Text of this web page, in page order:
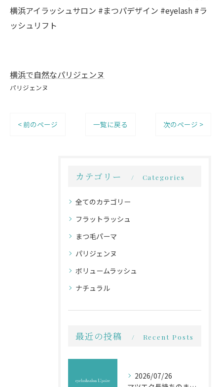
横浜アイラッシュサロン #まつパデザイン #eyelash #ラ
ッシュリフト
横浜で自然なパリジェンヌ
パリジェンヌ
< 前のページ 一覧に戻る 次のページ >
カテゴリー Categories
全てのカテゴリー
フラットラッシュ
まつ毛パーマ
パリジェンヌ
ボリュームラッシュ
ナチュラル
最近の投稿 Recent Posts
2026/07/26